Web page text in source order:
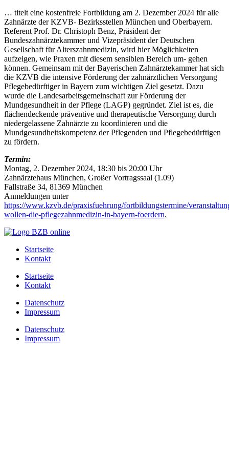
… titelt eine kostenfreie Fortbildung am 2. Dezember 2024 für alle
Zahnärzte der KZVB- Bezirksstellen München und Oberbayern.
Referent Prof. Dr. Christoph Benz, Präsident der
Bundeszahnärztekammer und Vizepräsident der Deutschen
Gesellschaft für Alterszahnmedizin, wird hier Möglichkeiten
aufzeigen, wie Praxen mit diesem sensiblen Bereich um- gehen
können. Gemeinsam mit der Bayerischen Zahnärztekammer hat sich
die KZVB die intensive Förderung der zahnärztlichen Versorgung
Pflegebedürftiger in Bayern zum wichtigen Ziel gesetzt. Dazu
wurde die Landesarbeitsgemeinschaft zur Förderung der
Mundgesundheit in der Pflege (LAGP) gegründet. Ziel ist es, die
flächendeckende präventive und therapeutische Versorgung durch
niedergelassene Zahnärzte zu koordinieren und die
Mundgesundheitskompetenz der Pflegenden und Pflegebedürftigen
zu fördern.
Termin:
Montag, 2. Dezember 2024, 18:30 bis 20:00 Uhr
Zahnärztehaus München, Großer Vortragssaal (1.09)
Fallstraße 34, 81369 München
Anmeldungen unter
https://www.kzvb.de/praxisfuehrung/fortbildungstermine/
wollen-die-pflegezahnmedizin-in-bayern-foerdern.
Startseite
Kontakt
Startseite
Kontakt
Datenschutz
Impressum
Datenschutz
Impressum